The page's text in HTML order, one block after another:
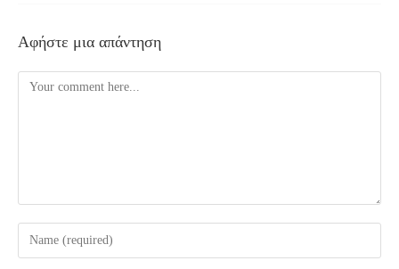
Αφήστε μια απάντηση
Comment
Enter
your